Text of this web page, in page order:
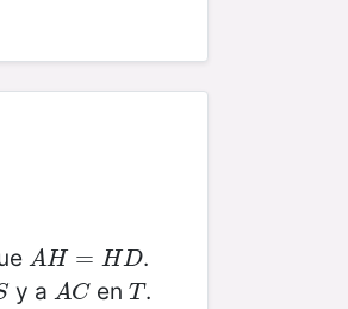
AH = HD
AH=H D
.
y a AC
AC en T
T.